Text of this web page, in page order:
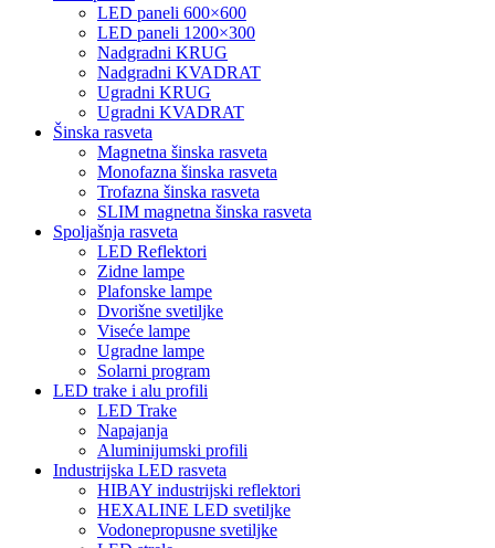
LED paneli 600×600
LED paneli 1200×300
Nadgradni KRUG
Nadgradni KVADRAT
Ugradni KRUG
Ugradni KVADRAT
Šinska rasveta
Magnetna šinska rasveta
Monofazna šinska rasveta
Trofazna šinska rasveta
SLIM magnetna šinska rasveta
Spoljašnja rasveta
LED Reflektori
Zidne lampe
Plafonske lampe
Dvorišne svetiljke
Viseće lampe
Ugradne lampe
Solarni program
LED trake i alu profili
LED Trake
Napajanja
Aluminijumski profili
Industrijska LED rasveta
HIBAY industrijski reflektori
HEXALINE LED svetiljke
Vodonepropusne svetiljke